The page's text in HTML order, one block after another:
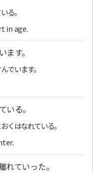
る。
in age.
す。
でいます。
いる。
くはなれている。
れていった。